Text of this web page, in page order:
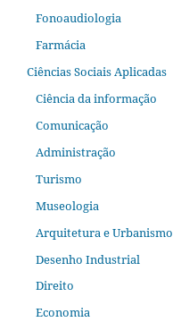
Fonoaudiologia
Farmácia
Ciências Sociais Aplicadas
Ciência da informação
Comunicação
Administração
Turismo
Museologia
Arquitetura e Urbanismo
Desenho Industrial
Direito
Economia